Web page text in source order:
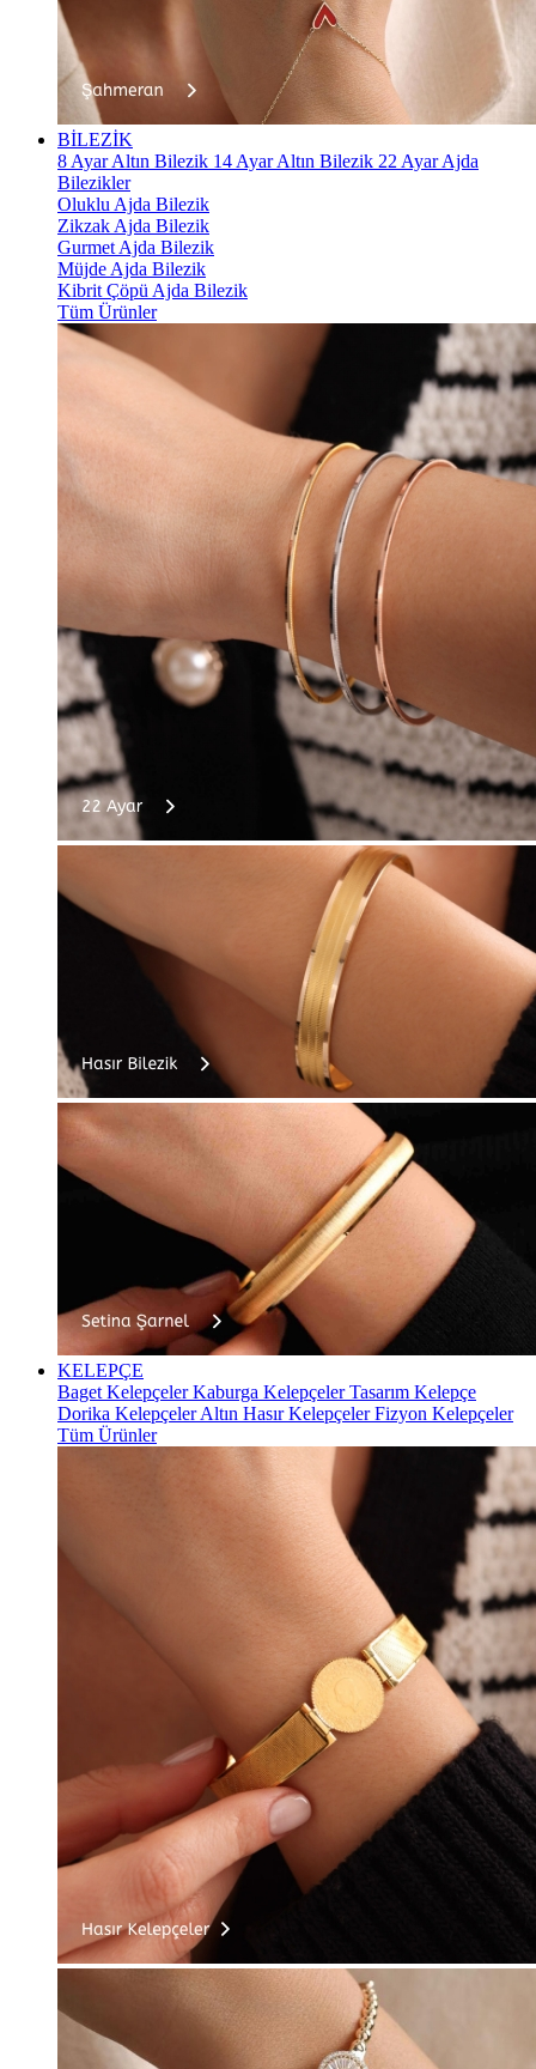
BİLEZİK
8 Ayar Altın Bilezik 14 Ayar Altın Bilezik 22 Ayar Ajda
Bilezikler
Oluklu Ajda Bilezik
Zikzak Ajda Bilezik
Gurmet Ajda Bilezik
Müjde Ajda Bilezik
Kibrit Çöpü Ajda Bilezik
Tüm Ürünler
KELEPÇE
Baget KelepçelerKaburga KelepçelerTasarım Kelepçe
Dorika KelepçelerAltın Hasır KelepçelerFizyon Kelepçeler
Tüm Ürünler